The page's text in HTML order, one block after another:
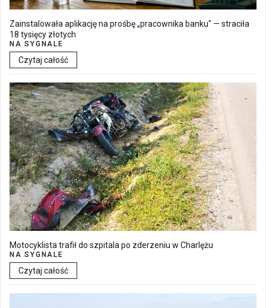
Zainstalowała aplikację na prośbę „pracownika banku" — straciła
18 tysięcy złotych
NA SYGNALE
Czytaj całość
Motocyklista trafił do szpitala po zderzeniu w Charlężu
NA SYGNALE
Czytaj całość